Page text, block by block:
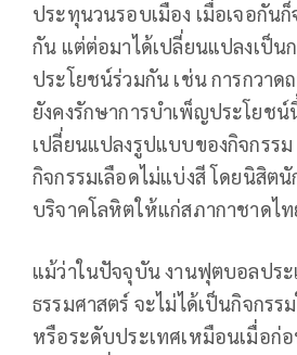
ประทุนวนรอบเมือง เมื่อเจอกันก็
กัน แต่ต่อมาได้เปลี่ยนแปลงเป็น
ประโยชน์ร่วมกัน เช่น การกวา
ยังคงรักษาการบำเพ็ญประโยชน์
เปลี่ยนแปลงรูปแบบของกิจกรรม
กิจกรรมเลือดไม่แบ่งสี โดยนิสิต
บริจาคโลหิตให้แก่สภากาชาดไ
แม้ว่าในปัจจุบัน งานฟุตบอลปร
ธรรมศาสตร์ จะไม่ได้เป็นกิจกร
หรือระดับประเทศเหมือนเมื่อก่